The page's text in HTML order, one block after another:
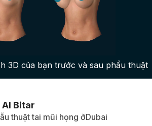
3D
nhân
3D của bạn trước và sau phẩu thuật
Al Bitar
thuật tai mũi họng ởDubai